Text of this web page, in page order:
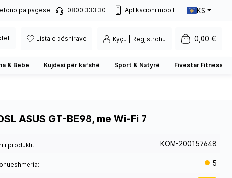
pa pagesë: 0800 333 30 Aplikacioni mobil KS
Lista e dëshirave Kyçu | Regjistrohu 0,00 €
& Bebe Kujdesi për kafshë Sport & Natyrë Fivestar Fitness
ASUS GT-BE98, me Wi-Fi 7
i produktit: KOM-200157648
5